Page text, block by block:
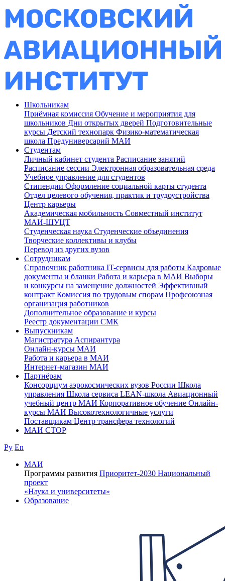
Школьникам
Приёмная комиссия Обучение и мероприятия для
школьников Дни открытых дверей Подготовительные
курсы Детский технопарк Физико-математическая
школа Предуниверсарий МАИ
Студентам
Личный кабинет студента Расписание занятий
Расписание сессии Электронная образовательная среда
Учебное управление для студентов
Стипендии Оформление социальной карты студента
Отдел целевого обучения, практик и трудоустройства
Центр карьеры
Академическая мобильность Совместный институт
МАИ-ШУЦТ
Студенческая наука Студенческие объединения
Творческие коллективы и клубы
Перевод из других вузов
Сотрудникам
Cправочник работника IT-сервисы для работы Кадровые
документы и бланки Работа и карьера в МАИ Выборы
и конкурсы на замещение должностей Эффективный
контракт Комиссия по трудовым спорам Профсоюзная
организация работников
Дополнительное образование и курсы
Реестр документации СМК
Выпускникам
Магистратура Аспирантура
Онлайн-курсы МАИ
Работа и карьера в МАИ
Интернет-магазин МАИ
Партнёрам
Консорциум аэрокосмических вузов России Школа
управления Школа сервиса LEAN-школа Авиационный
учебный центр МАИ Корпоративное обучение Онлайн-
курсы МАИ Высокотехнологичные услуги
Поставщикам Центр трансфера технологий
МАИ СТОР
Ру En
МАИ
Программы развития Приоритет-2030 Национальный
проект
«Наука и университеты»
Образование